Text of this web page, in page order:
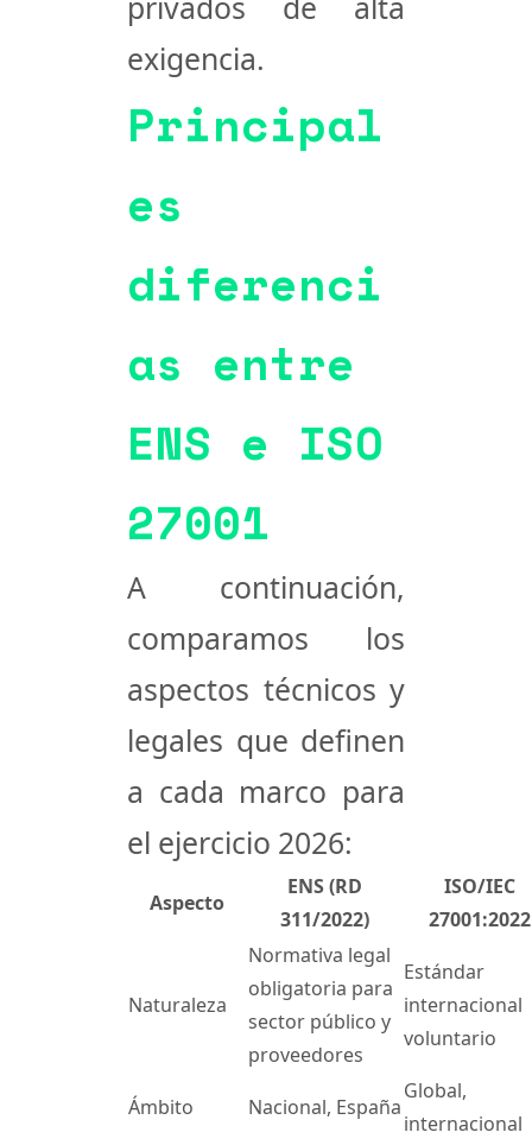
exigencia.
Principal
es
diferenci
as entre
ENS e ISO
27001
A continuación,
comparamos los
aspectos técnicos y
legales que definen
a cada marco para
el ejercicio 2026:
Aspecto
ENS (RD
311/2022)
ISO/IEC
27001:2022
Naturaleza
Normativa legal
obligatoria para
sector público y
proveedores
Estándar
internacional
voluntario
Ámbito Nacional, España
Global,
internacional